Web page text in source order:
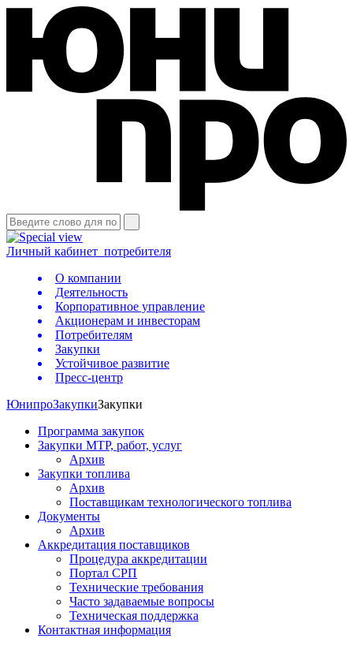
Личный кабинет потребителя
О компании
Деятельность
Корпоративное управление
Акционерам и инвесторам
Потребителям
Закупки
Устойчивое развитие
Пресс-центр
ЮнипроЗакупкиЗакупки
Программа закупок
Закупки МТР, работ, услуг
Архив
Закупки топлива
Архив
Поставщикам технологического топлива
Документы
Архив
Аккредитация поставщиков
Процедура аккредитации
Портал СРП
Технические требования
Часто задаваемые вопросы
Техническая поддержка
Контактная информация